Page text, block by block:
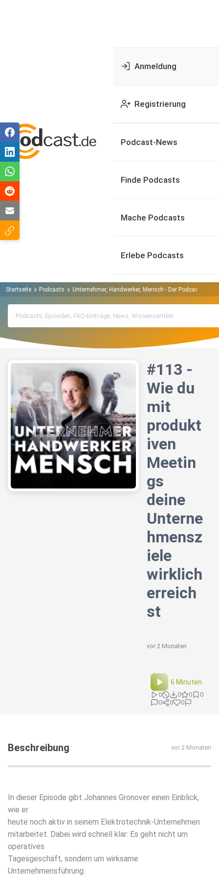
Anmeldung
Registrierung
Podcast-News
Finde Podcasts
Mache Podcasts
Erlebe Podcasts
Startseite Podcasts Unternehmer, Handwerker, Mensch - Der Podcast mit
#113 -
Wie du
mit
produkt
iven
Meetin
gs
deine
Unterne
hmensz
iele
wirklich
erreich
st
vor 2 Monaten
6 Minuten
0 0 0
0
0
0 0
Beschreibung vor 2 Monaten
In dieser Episode gibt Johannes Gronover einen Einblick,
wie er
heute noch aktiv in seinem Elektrotechnik-Unternehmen
mitarbeitet. Dabei wird schnell klar: Es geht nicht um
operatives
Tagesgeschäft, sondern um wirksame
Unternehmensführung.